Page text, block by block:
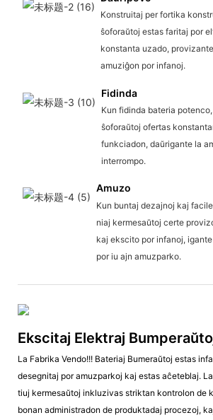
Konstruitaj per fortika
ŝoforaŭtoj estas faritaj por
konstanta uzado,
amuziĝon por infanoj.
Fidinda
Kun fidinda bateria
ŝoforaŭtoj ofertas
funkciadon, daŭrigante la
interrompo.
Amuzo
Kun buntaj dezajnoj kaj
niaj kermesaŭtoj certe
kaj ekscito por infanoj,
por iu ajn amuzparko.
Ekscitaj Elektraj
La Fabrika Vendo!!! Bateriaj Bumeraŭtoj estas
desegnitaj por amuzparkoj kaj estas aĉeteblaj.
tiuj kermesaŭtoj inkluzivas striktan kontrolon de
bonan administradon de produktadaj procezoj,